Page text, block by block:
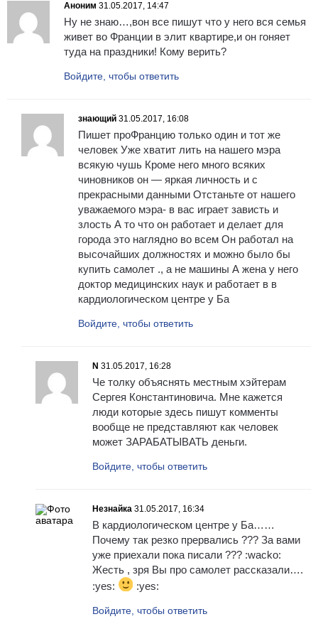
Аноним 31.05.2017, 14:47
Ну не знаю…,вон все пишут что у него вся семья
живет во Франции в элит квартире,и он гоняет
туда на праздники! Кому верить?
Войдите, чтобы ответить
знающий 31.05.2017, 16:08
Пишет проФранцию только один и тот же
человек Уже хватит лить на нашего мэра
всякую чушь Кроме него много всяких
чиновников он — яркая личность и с
прекрасными данными Отстаньте от нашего
уважаемого мэра- в вас играет зависть и
злость А то что он работает и делает для
города это наглядно во всем Он работал на
высочайших должностях и можно было бы
купить самолет ., а не машины А жена у него
доктор медицинских наук и работает в в
кардиологическом центре у Ба
Войдите, чтобы ответить
N 31.05.2017, 16:28
Че толку объяснять местным хэйтерам
Сергея Константиновича. Мне кажется
люди которые здесь пишут комменты
вообще не представляют как человек
может ЗАРАБАТЫВАТЬ деньги.
Войдите, чтобы ответить
Незнайка 31.05.2017, 16:34
В кардиологическом центре у Ба……
Почему так резко прервались ??? За вами
уже приехали пока писали ??? :wacko:
Жесть , зря Вы про самолет рассказали….
:yes:
:yes:
Войдите, чтобы ответить